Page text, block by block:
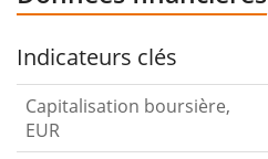
Indicateurs clés
Capitalisation boursière,
EUR